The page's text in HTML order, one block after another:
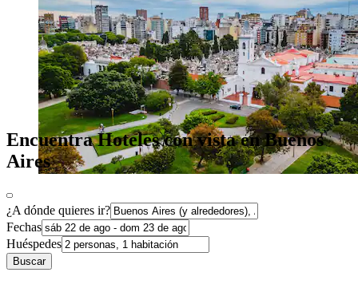
Encuentra Hoteles con vista en Buenos
Aires
¿A dónde quieres ir?
Fechas
Huéspedes
Buscar